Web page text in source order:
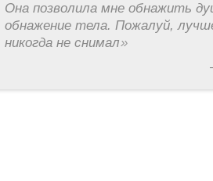
Она позволила мне обнажить
обнажение тела. Пожалуй,
никогда не снимал»